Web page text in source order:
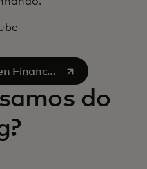
Finance
guia
do